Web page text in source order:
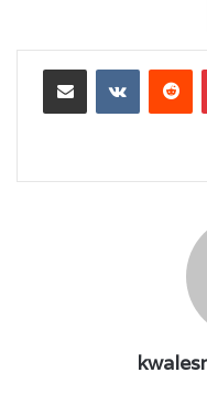
بينتيريست مشاركة عبر البريد